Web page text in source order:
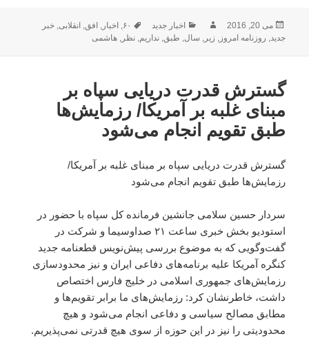
ارسال
شده
می 20, 2016 نویسندهدسته‌ها
اخبار جدید برچسب‌ها
۶۰, اخبار, افق, انقلابی,خبر
جدید, روزنامه امروز, زیر, سال, طبق,نداریم,نظر,هاشمی
گسترش قدرت دریایی سپاه بر
مبنای غلبه بر آمریکا/ رزمایش‌ها
طبق تقویم انجام می‌شود
گسترش قدرت دریایی سپاه بر مبنای غلبه بر آمریکا/
رزمایش‌ها طبق تقویم انجام می‌شود
سردار حسین سلامی جانشین فرمانده کل سپاه با حضور در
استودیو بخش خبری ساعت ۲۱ صداوسیما و شرکت در
گفت‌وگویی که به موضوع بررسی پیش‌نویس قطعنامه جدید
کنگره آمریکا علیه برنامه‌های دفاعی ایران و نیز محدودسازی
رزمایش‌های جمهوری اسلامی در خلیج فارس اختصاص
داشت، خاطرنشان کرد: رزمایش‌های ما برابر تقویم‌ها و
مطابق مصالح سیاسی و دفاعی انجام می‌شود و هیچ
محدودیتی را نیز در این حوزه از سوی هیچ قدرتی‌ نمی‌پذیریم.